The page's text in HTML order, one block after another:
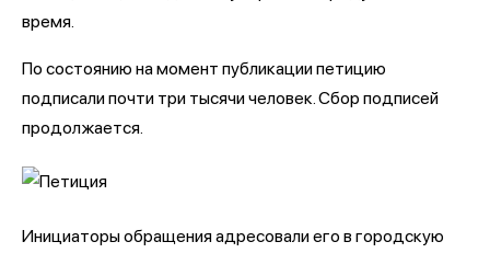
время.
По состоянию на момент публикации петицию
подписали почти три тысячи человек. Сбор подписей
продолжается.
Инициаторы обращения адресовали его в городскую